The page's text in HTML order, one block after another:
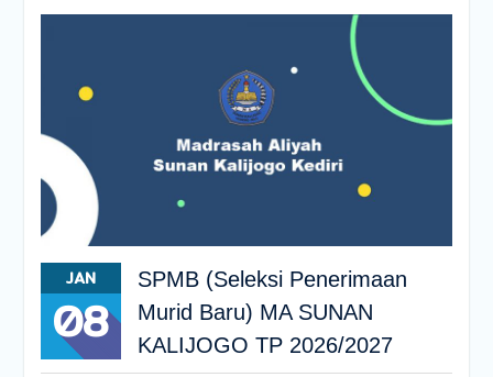
JAN
08
SPMB (Seleksi Penerimaan
Murid Baru) MA SUNAN
KALIJOGO TP 2026/2027